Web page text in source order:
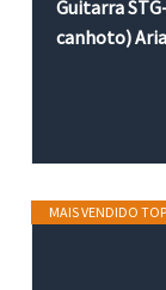
Guitarra
canhoto) Aria
MAIS VENDIDO